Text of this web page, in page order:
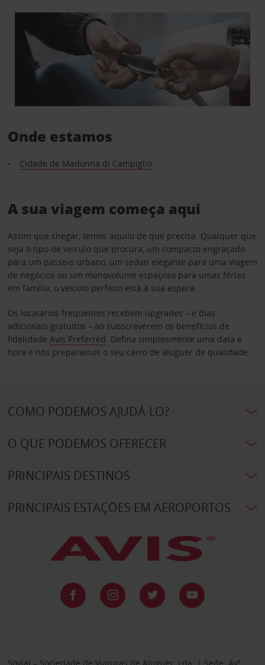
Onde estamos
Cidade de Madonna di Campiglio
A sua viagem começa aqui
Assim que chegar, temos aquilo de que precisa. Qualquer que
seja o tipo de veículo que procura, um compacto engraçado
para um passeio urbano, um sedan elegante para uma viagem
de negócios ou um monovolume espaçoso para umas férias
em família, o veículo perfeito está à sua espera.
Os locatários frequentes recebem upgrades – e dias
adicionais gratuitos – ao subscreverem os benefícios de
fidelidade Avis Preferred. Defina simplesmente uma data e
hora e nós preparamos o seu carro de aluguer de qualidade.
COMO PODEMOS AJUDÁ-LO?
O QUE PODEMOS OFERECER
PRINCIPAIS DESTINOS
PRINCIPAIS ESTAÇÕES EM AEROPORTOS